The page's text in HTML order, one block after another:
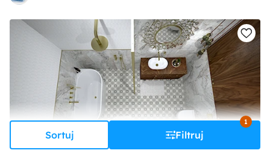
Sortuj Filtruj
1
Łazienka glamour z drewnem - zdjęcie od SANITREND Salon Łazienek